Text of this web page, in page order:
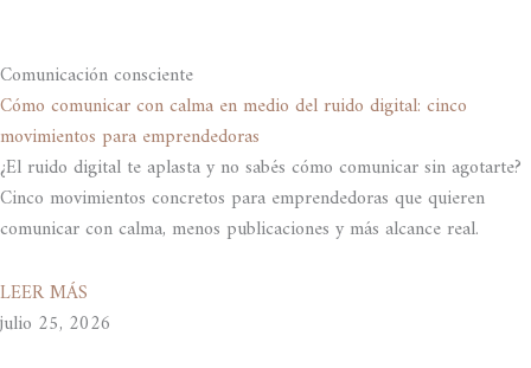
Comunicación consciente
Cómo comunicar con calma en medio del ruido digital: cinco
movimientos para emprendedoras
¿El ruido digital te aplasta y no sabés cómo comunicar sin agotarte?
Cinco movimientos concretos para emprendedoras que quieren
comunicar con calma, menos publicaciones y más alcance real.
LEER MÁS
julio 25, 2026